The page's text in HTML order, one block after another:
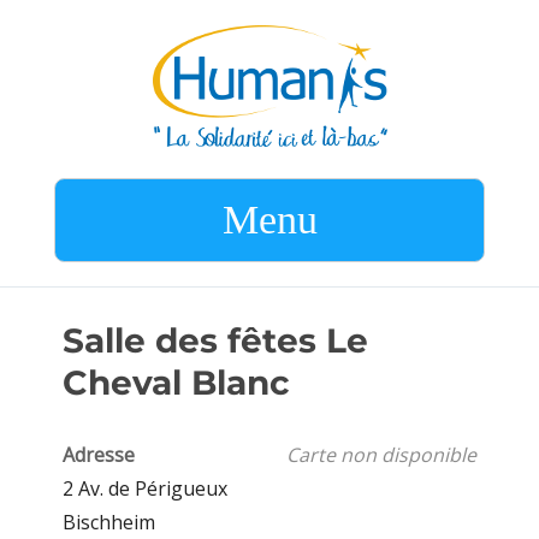
Menu
Salle des fêtes Le
Cheval Blanc
Carte non disponible
Adresse
2 Av. de Périgueux
Bischheim